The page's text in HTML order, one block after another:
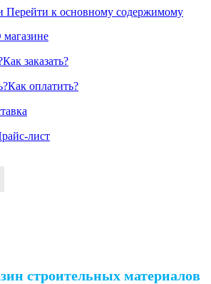
Перейти к основному содержимому
Как заказать?
Как оплатить?
лист
строительных материалов